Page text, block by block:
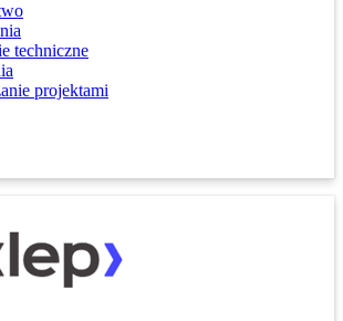
techniczne
projektami